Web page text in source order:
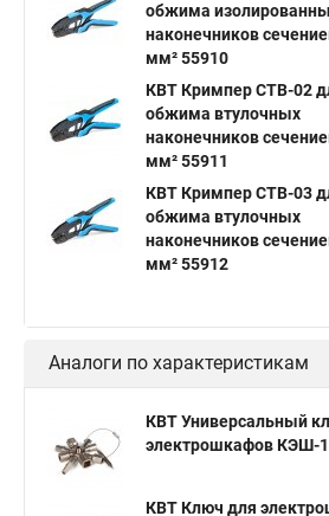
обжима
наконечников
мм² 55910
КВТ Кримпер CTB-02
обжима втулочных
наконечников
мм² 55911
КВТ Кримпер CTB-03
обжима втулочных
наконечников
мм² 55912
Аналоги по характеристикам
КВТ Универсальный
электрошкафов КЭШ-
КВТ Ключ для